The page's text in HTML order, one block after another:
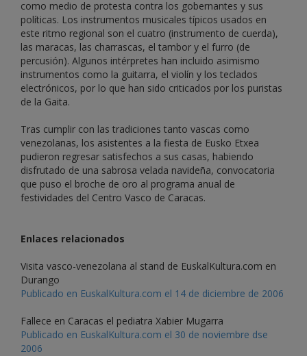
como medio de protesta contra los gobernantes y sus
políticas. Los instrumentos musicales típicos usados en
este ritmo regional son el cuatro (instrumento de cuerda),
las maracas, las charrascas, el tambor y el furro (de
percusión). Algunos intérpretes han incluido asimismo
instrumentos como la guitarra, el violín y los teclados
electrónicos, por lo que han sido criticados por los puristas
de la Gaita.
Tras cumplir con las tradiciones tanto vascas como
venezolanas, los asistentes a la fiesta de Eusko Etxea
pudieron regresar satisfechos a sus casas, habiendo
disfrutado de una sabrosa velada navideña, convocatoria
que puso el broche de oro al programa anual de
festividades del Centro Vasco de Caracas.
Enlaces relacionados
Visita vasco-venezolana al stand de EuskalKultura.com en
Durango
Publicado en EuskalKultura.com el 14 de diciembre de 2006
Fallece en Caracas el pediatra Xabier Mugarra
Publicado en EuskalKultura.com el 30 de noviembre dse
2006